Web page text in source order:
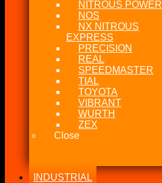
NITROUS POWER
NOS
NX NITROUS
EXPRESS
PRECISION
REAL
SPEEDMASTER
TIAL
TOYOTA
VIBRANT
WURTH
ZEX
Close
INDUSTRIAL